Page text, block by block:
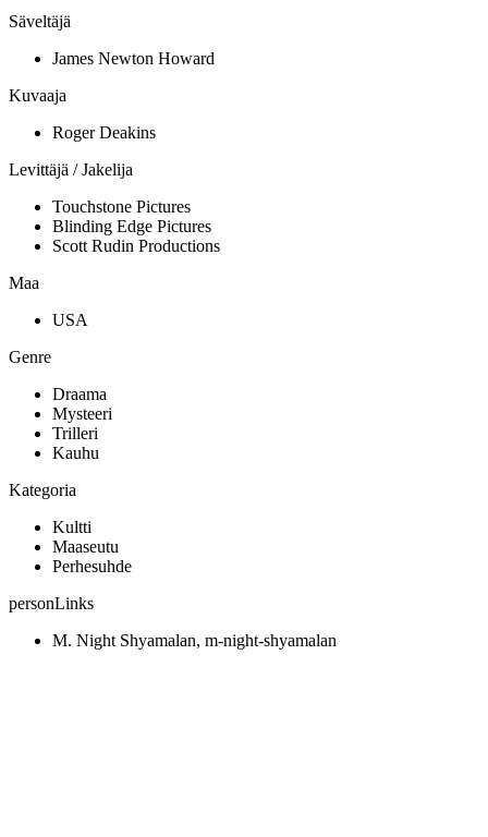
Säveltäjä
James Newton Howard
Kuvaaja
Roger Deakins
Levittäjä / Jakelija
Touchstone Pictures
Blinding Edge Pictures
Scott Rudin Productions
Maa
USA
Genre
Draama
Mysteeri
Trilleri
Kauhu
Kategoria
Kultti
Maaseutu
Perhesuhde
personLinks
M. Night Shyamalan, m-night-shyamalan